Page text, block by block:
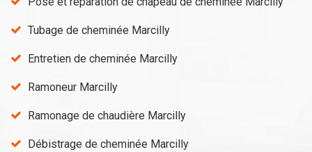
Tubage de cheminée Marcilly
Entretien de cheminée Marcilly
Ramoneur Marcilly
Ramonage de chaudière Marcilly
Débistrage de cheminée Marcilly